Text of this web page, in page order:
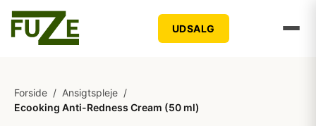
UDSALG
Forside / Ansigtspleje /
Ecooking Anti-Redness Cream (50 ml)